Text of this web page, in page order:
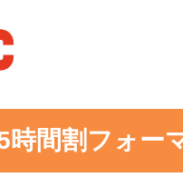
時間割フォー